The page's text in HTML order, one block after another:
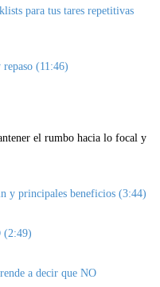
para tus tares repetitivas
(11:46)
el rumbo hacia lo focal y
y principales beneficios (3:44)
(2:49)
a decir que NO